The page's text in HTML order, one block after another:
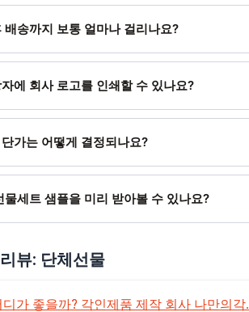
배송까지 보통 얼마나 걸리나요?
에 회사 로고를 인쇄할 수 있나요?
가는 어떻게 결정되나요?
물세트 샘플을 미리 받아볼 수 있나요?
뷰: 단체선물
가 좋을까? 각인제품 제작 회사 나만의각